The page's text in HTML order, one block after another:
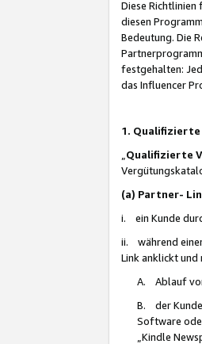
Diese Richtlinien
diesen
Bedeutung. Die
festgehalten:
das Influencer
1.
Qualifizierte
(a) Partner-
i. ein Kunde
ii. während einer
Link anklickt
A. Ablauf
B. der Kunde
Software
„Kindle